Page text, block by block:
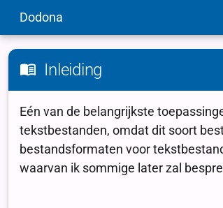
Dodona
Inleiding